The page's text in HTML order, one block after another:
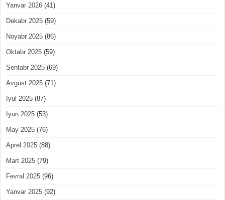
Yanvar 2026 (41)
Dekabr 2025 (59)
Noyabr 2025 (86)
Oktabr 2025 (59)
Sentabr 2025 (69)
Avgust 2025 (71)
Iyul 2025 (87)
Iyun 2025 (53)
May 2025 (76)
Aprel 2025 (88)
Mart 2025 (79)
Fevral 2025 (96)
Yanvar 2025 (92)